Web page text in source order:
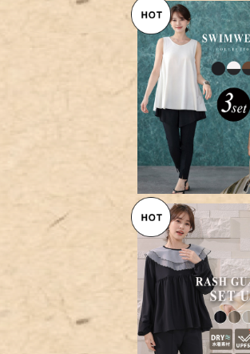
【宅配便】水着 体
ィース タンキニ A
ス 3点セット
【メール便】UVカ
上 ビッグカラー ラ
セットアップ 洋服
セット／